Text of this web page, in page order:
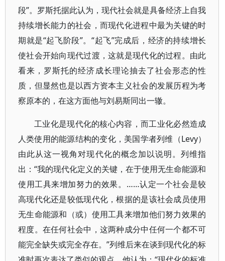
段”。罗斯托据此认为，现代社会就是具备经济上自我
持续增长能力的社会，而现代化进程中最为关键的时
期就是“起飞阶段”。“起飞”完成后，经济的持续增长
使社会开始向现代过渡，这就是现代化的过程。由此
看来，罗斯托的经济成长理论抽去了社会形态的性
质，但显然也是以西方资本主义社会的发展历程为考
察原本的，在这方面他与刘易斯同出一辙。
工业化是现代化的核心内容，而工业化必然造成
人类使用的能源结构的变化，美国学者列维（Levy）
由此从这一视角对现代化的概念加以说明。列维指
出：“我的现代化定义的关键，在于使用无生命能源和
使用工具来增加努力的效果。……认定一个社会是较
高现代化还是较低现代化，根据的是该社会成员使用
无生命能源和（或）使用工具来增加他们努力效果的
程度。在任何社会中，这两种成分中任何一个都不可
能完全缺失或完全存在。”列维后来在谈到现代化的标